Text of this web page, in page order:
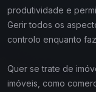
produtividade e
Gerir todos os
controlo enquanto
Quer se trate de
imóveis, como